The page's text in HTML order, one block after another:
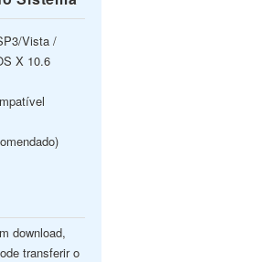
Vista /
X 10.6
download,
transferir o